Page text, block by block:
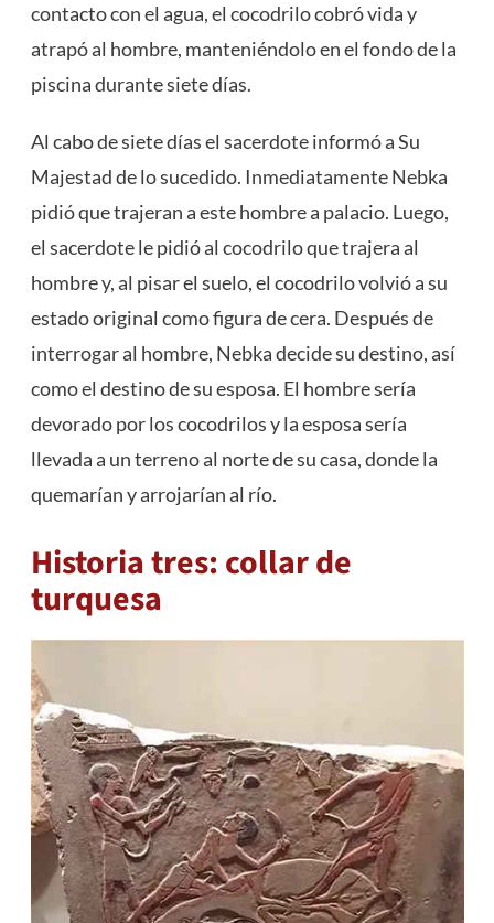
contacto con el agua, el cocodrilo cobró vida y
atrapó al hombre, manteniéndolo en el fondo de la
piscina durante siete días.
Al cabo de siete días el sacerdote informó a Su
Majestad de lo sucedido. Inmediatamente Nebka
pidió que trajeran a este hombre a palacio. Luego,
el sacerdote le pidió al cocodrilo que trajera al
hombre y, al pisar el suelo, el cocodrilo volvió a su
estado original como figura de cera. Después de
interrogar al hombre, Nebka decide su destino, así
como el destino de su esposa. El hombre sería
devorado por los cocodrilos y la esposa sería
llevada a un terreno al norte de su casa, donde la
quemarían y arrojarían al río.
Historia tres: collar de
turquesa